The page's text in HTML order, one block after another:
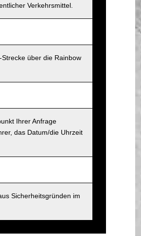
Verkehrsmittel.
über die Rainbow
Ihrer Anfrage
das Datum/die Uhrzeit
Sicherheitsgründen im